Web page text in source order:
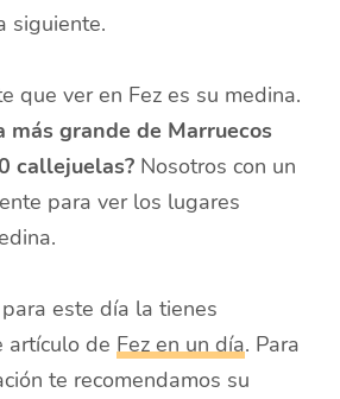
siguiente.
que ver en Fez es su medina.
más grande de Marruecos
callejuelas? Nosotros con un
para ver los lugares
este día la tienes
artículo de Fez en un día. Para
te recomendamos su